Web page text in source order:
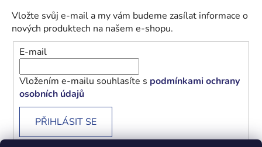
Vložte svůj e-mail a my vám budeme zasílat informace o
nových produktech na našem e-shopu.
E-mail
Vložením e-mailu souhlasíte s podmínkami ochrany
osobních údajů
PŘIHLÁSIT SE